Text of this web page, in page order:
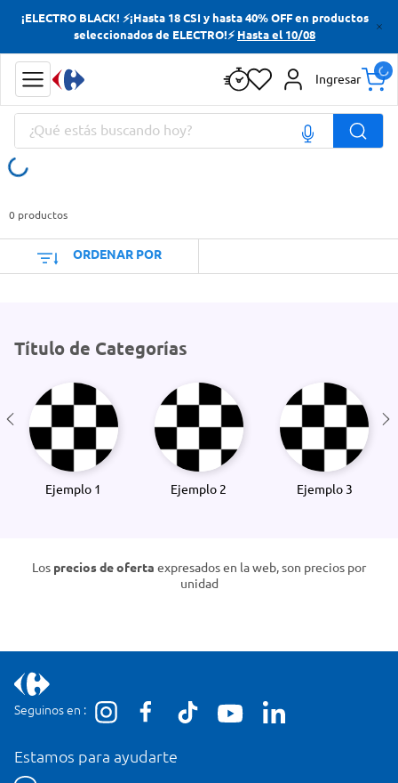
¡ELECTRO BLACK! ⚡¡Hasta 18 CSI y hasta 40% OFF en productos
seleccionados de ELECTRO!⚡ Hasta el 10/08
Ingresar
¿Qué estás buscando hoy?
0 productos
ORDENAR POR
Título de Categorías
Ejemplo 1 Ejemplo 2 Ejemplo 3
Los precios de oferta expresados en la web, son precios por
unidad
Seguinos en :
Estamos para ayudarte
Términos más buscados
Yerba
Cerveza
Papas Fritas
Términos más buscados
Yerba
Cerveza
Papas Fritas